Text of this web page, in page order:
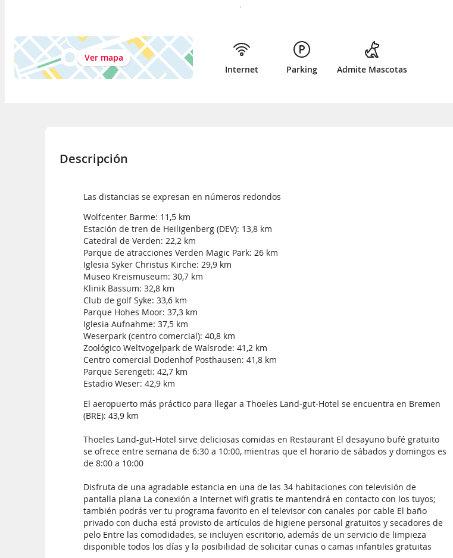
Ver mapa
Internet
Parking Admite Mascotas
Descripción
Las distancias se expresan en números redondos
Wolfcenter Barme: 11,5 km
Estación de tren de Heiligenberg (DEV): 13,8 km
Catedral de Verden: 22,2 km
Parque de atracciones Verden Magic Park: 26 km
Iglesia Syker Christus Kirche: 29,9 km
Museo Kreismuseum: 30,7 km
Klinik Bassum: 32,8 km
Club de golf Syke: 33,6 km
Parque Hohes Moor: 37,3 km
Iglesia Aufnahme: 37,5 km
Weserpark (centro comercial): 40,8 km
Zoológico Weltvogelpark de Walsrode: 41,2 km
Centro comercial Dodenhof Posthausen: 41,8 km
Parque Serengeti: 42,7 km
Estadio Weser: 42,9 km
El aeropuerto más práctico para llegar a Thoeles Land-gut-Hotel se encuentra en Bremen
(BRE): 43,9 km
Thoeles Land-gut-Hotel sirve deliciosas comidas en Restaurant El desayuno bufé gratuito
se ofrece entre semana de 6:30 a 10:00, mientras que el horario de sábados y domingos es
de 8:00 a 10:00
Disfruta de una agradable estancia en una de las 34 habitaciones con televisión de
pantalla plana La conexión a Internet wifi gratis te mantendrá en contacto con los tuyos;
también podrás ver tu programa favorito en el televisor con canales por cable El baño
privado con ducha está provisto de artículos de higiene personal gratuitos y secadores de
pelo Entre las comodidades, se incluyen escritorio, además de un servicio de limpieza
disponible todos los días y la posibilidad de solicitar cunas o camas infantiles gratuitas